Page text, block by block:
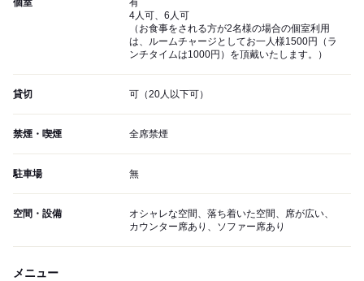
個室
有
4人可、6人可
（お食事をされる方が2名様の場合の個室利用
は、ルームチャージとしてお一人様1500円（ラ
ンチタイムは1000円）を頂戴いたします。）
貸切 可（20人以下可）
禁煙・喫煙 全席禁煙
駐車場 無
空間・設備
オシャレな空間、落ち着いた空間、席が広い、
カウンター席あり、ソファー席あり
メニュー